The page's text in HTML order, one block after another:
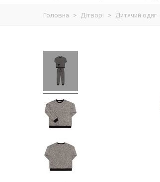
Головна > Дітворі > Дитячий одяг